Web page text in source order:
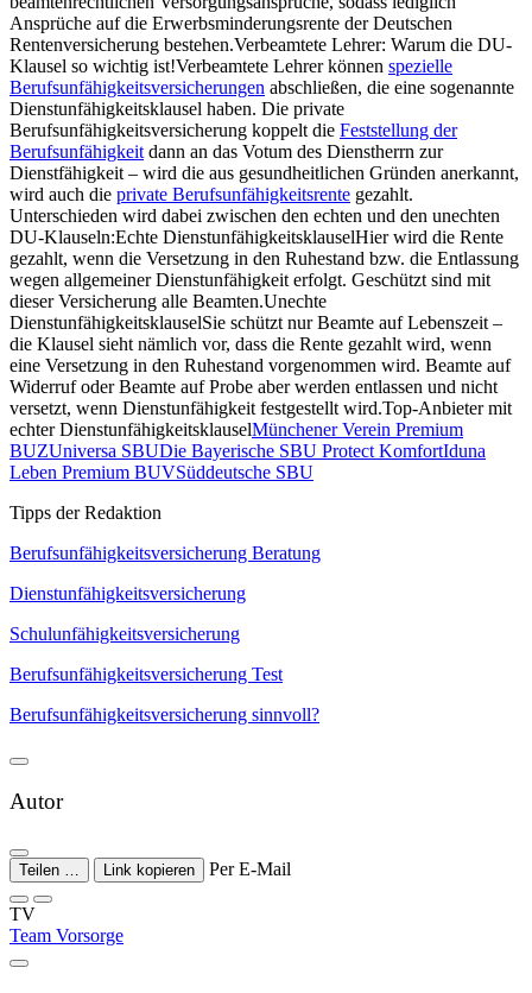
Ansprüche auf die Erwerbsminderungsrente der Deutschen
Rentenversicherung bestehen.Verbeamtete Lehrer: Warum die DU-
Klausel so wichtig ist!Verbeamtete Lehrer können spezielle
Berufsunfähigkeitsversicherungen abschließen, die eine sogenannte
Dienstunfähigkeitsklausel haben. Die private
Berufsunfähigkeitsversicherung koppelt die Feststellung der
Berufsunfähigkeit dann an das Votum des Dienstherrn zur
Dienstfähigkeit – wird die aus gesundheitlichen Gründen anerkannt,
wird auch die private Berufsunfähigkeitsrente gezahlt.
Unterschieden wird dabei zwischen den echten und den unechten
DU-Klauseln:Echte DienstunfähigkeitsklauselHier wird die Rente
gezahlt, wenn die Versetzung in den Ruhestand bzw. die Entlassung
wegen allgemeiner Dienstunfähigkeit erfolgt. Geschützt sind mit
dieser Versicherung alle Beamten.Unechte
DienstunfähigkeitsklauselSie schützt nur Beamte auf Lebenszeit –
die Klausel sieht nämlich vor, dass die Rente gezahlt wird, wenn
eine Versetzung in den Ruhestand vorgenommen wird. Beamte auf
Widerruf oder Beamte auf Probe aber werden entlassen und nicht
versetzt, wenn Dienstunfähigkeit festgestellt wird.Top-Anbieter mit
echter DienstunfähigkeitsklauselMünchener Verein Premium
BUZUniversa SBUDie Bayerische SBU Protect KomfortIduna
Leben Premium BUVSüddeutsche SBU
Tipps der Redaktion
Berufsunfähigkeitsversicherung Beratung
Dienstunfähigkeitsversicherung
Schulunfähigkeitsversicherung
Berufsunfähigkeitsversicherung Test
Berufsunfähigkeitsversicherung sinnvoll?
Autor
Teilen … Link kopieren Per E-Mail
TV
Team Vorsorge